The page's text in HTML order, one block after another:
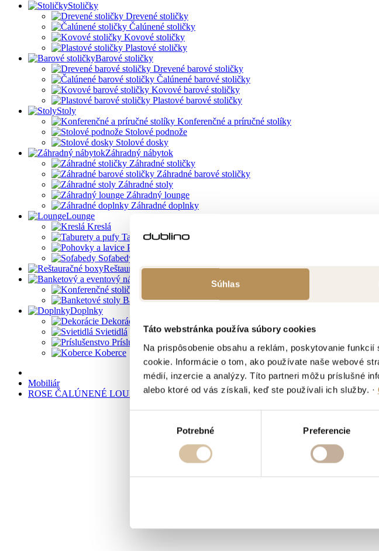
Súhlas
Táto webstránka používa súbory cookies
Na prispôsobenie obsahu a reklám, poskytovanie
cookie. Informácie o tom, ako používate naše webové
médií, inzercie a analýzy. Títo partneri môžu príslušné
alebo ktoré od vás získali, keď ste používali ich služby. ·
Potrebné Preferencie
Stoličky
Drevené stoličky
Čalúnené stoličky
Kovové stoličky
Plastové stoličky
Barové stoličky
Drevené barové stoličky
Čalúnené barové stoličky
Kovové barové stoličky
Plastové barové stoličky
Stoly
Konferenčné a príručné stolíky
Stolové podnože
Stolové dosky
Záhradný nábytok
Záhradné stoličky
Záhradné barové stoličky
Záhradné stoly
Záhradný lounge
Záhradné doplnky
Lounge
Kreslá
Taburety a pufy
Pohovky a lavice
Sofabedy
Reštauračné boxy
Banketový a eventový nábytok
Konferenčné stoličky
Banketové stoly
Doplnky
Dekorácie
Svietidlá
Príslušenstvo
Koberce
Mobiliár
ROSE ČALÚNENÉ LOUNGE KRESLO